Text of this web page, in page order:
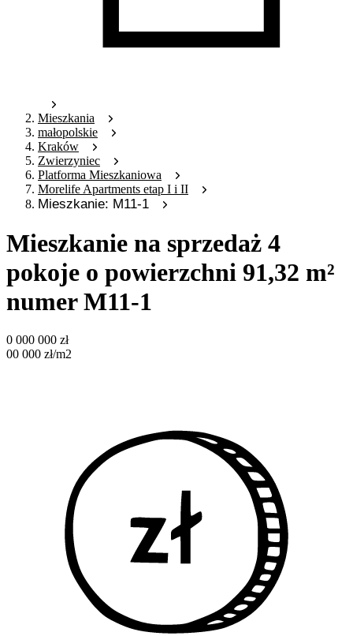
Mieszkania
małopolskie
Kraków
Zwierzyniec
Platforma Mieszkaniowa
Morelife Apartments etap I i II
Mieszkanie: M11-1
Mieszkanie na sprzedaż 4
pokoje o powierzchni 91,32 m²
numer M11-1
0 000 000 zł
00 000 zł/m2